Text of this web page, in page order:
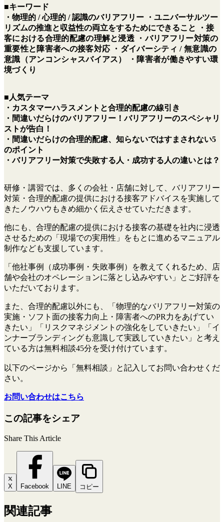
■キーワード
・物理的 / 心理的 / 認識のバリアフリー ・ユニバーサルツー
リズムの推進と収益性の両立をするためにできること
・接
客における合理的配慮の理解と浸透
・バリアフリー対策の
重要性と障害者への接客対応
・ダイバーシティ / 無意識の
意識（アンコンシャスバイアス）
・障害者が働きやすい環
境づくり
■人気テーマ
・カスタマーハラスメントと合理的配慮の線引き
・間違いだらけのバリアフリー！バリアフリーのスペシャリ
ストが告白！
・間違いだらけの合理的配慮、知らないではすまされない5
のポイント
・バリアフリー対策で失敗する人・成功する人の違いとは？
研修・講習では、多くの会社・店舗に対して、バリアフリー
対策・合理的配慮の提供における接客アドバイスを実施して
きたノウハウもきめ細かく伝えさせていただきます。
他にも、合理的配慮の提供における接客の基礎を社内に浸透
させるための「現場での実用性」をもとに進めるマニュアル
制作なども支援しています。
「他社事例（成功事例・失敗事例）を教えてくれるため、店
舗や会社のオペレーションに落とし込みやすい」とご好評を
いただいております。
また、合理的配慮以外にも、「物理的なバリアフリー対策の
実施・ソフト面の接客力向上・障害者へのPR力をあげてい
きたい」「リスクマネジメントの強化をしていきたい」「イ
ンナーブランディングも意識して実践していきたい」と考え
ている方は無料相談45分を受け付けています。
以下のページから「無料相談」と記入してお問い合わせくだ
さい。
お問い合わせはこちら
この記事をシェア
Share This Article
X Facebook LINE コピー
関連記事